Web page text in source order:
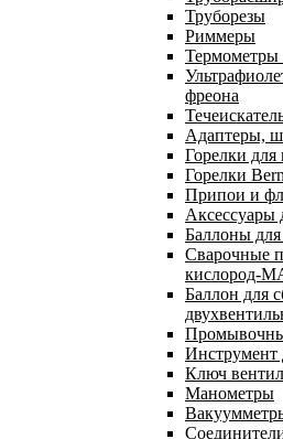
Труборезы
Риммеры
Термометры
фреона
Адаптеры,
Горелки для
Горелки
Припои и
Аксессуары
Баллоны для
Сварочные
кислород-
Баллон для
Инструмент
Ключ
Манометры